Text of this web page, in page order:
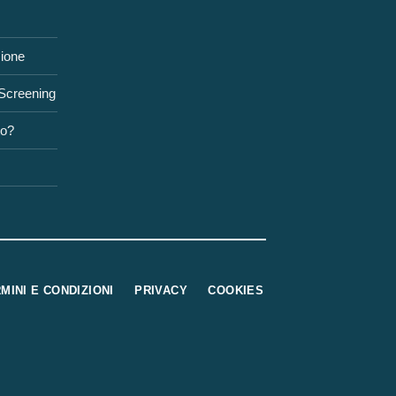
E CONDIZIONI PRIVACY COOKIES